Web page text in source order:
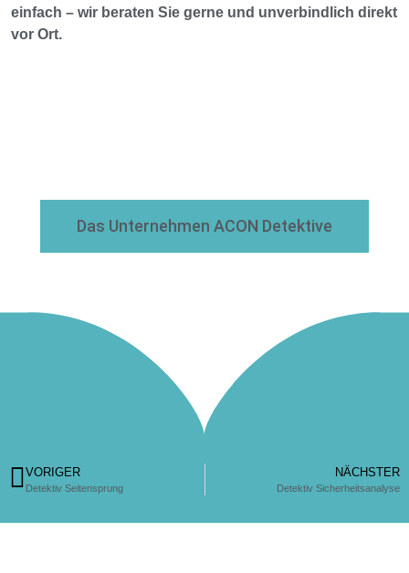
einfach – wir beraten Sie gerne und unverbindlich direkt
vor Ort.
Das Unternehmen ACON Detektive
VORIGER
Detektiv Seitensprung
NÄCHSTER
Detektiv Sicherheitsanalyse